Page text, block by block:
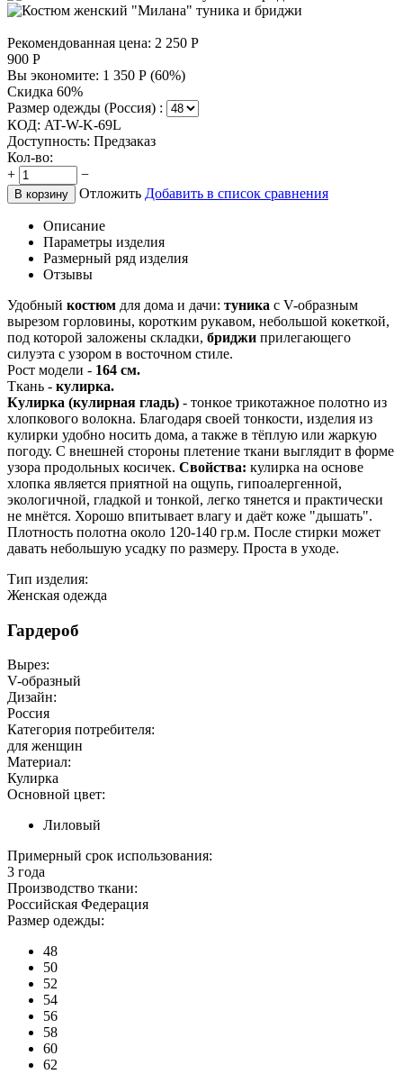
Рекомендованная цена: 2 250 Р
900 Р
Вы экономите: 1 350 Р (60%)
Скидка 60%
Размер одежды (Россия) :
КОД: AT-W-K-69L
Доступность: Предзаказ
Кол-во:
+
−
В корзину Отложить Добавить в список сравнения
Описание
Параметры изделия
Размерный ряд изделия
Отзывы
Удобный костюм для дома и дачи: туника с V-образным
вырезом горловины, коротким рукавом, небольшой кокеткой,
под которой заложены складки, бриджи прилегающего
силуэта с узором в восточном стиле.
Рост модели - 164 см.
Ткань - кулирка.
Кулирка (кулирная гладь) - тонкое трикотажное полотно из
хлопкового волокна. Благодаря своей тонкости, изделия из
кулирки удобно носить дома, а также в тёплую или жаркую
погоду. С внешней стороны плетение ткани выглядит в форме
узора продольных косичек. Свойства: кулирка на основе
хлопка является приятной на ощупь, гипоалергенной,
экологичной, гладкой и тонкой, легко тянется и практически
не мнётся. Хорошо впитывает влагу и даёт коже "дышать".
Плотность полотна около 120-140 гр.м. После стирки может
давать небольшую усадку по размеру. Проста в уходе.
Тип изделия:
Женская одежда
Гардероб
Вырез:
V-образный
Дизайн:
Россия
Категория потребителя:
для женщин
Материал:
Кулирка
Основной цвет:
Лиловый
Примерный срок использования:
3 года
Производство ткани:
Российская Федерация
Размер одежды:
48
50
52
54
56
58
60
62